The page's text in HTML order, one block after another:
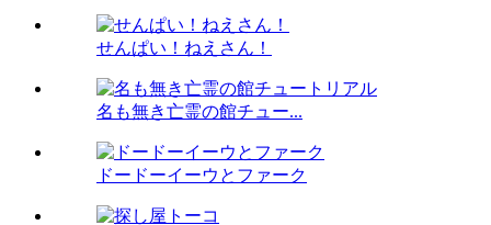
せんぱい！ねえさん！
名も無き亡霊の館チュー...
ドードーイーウとファーク